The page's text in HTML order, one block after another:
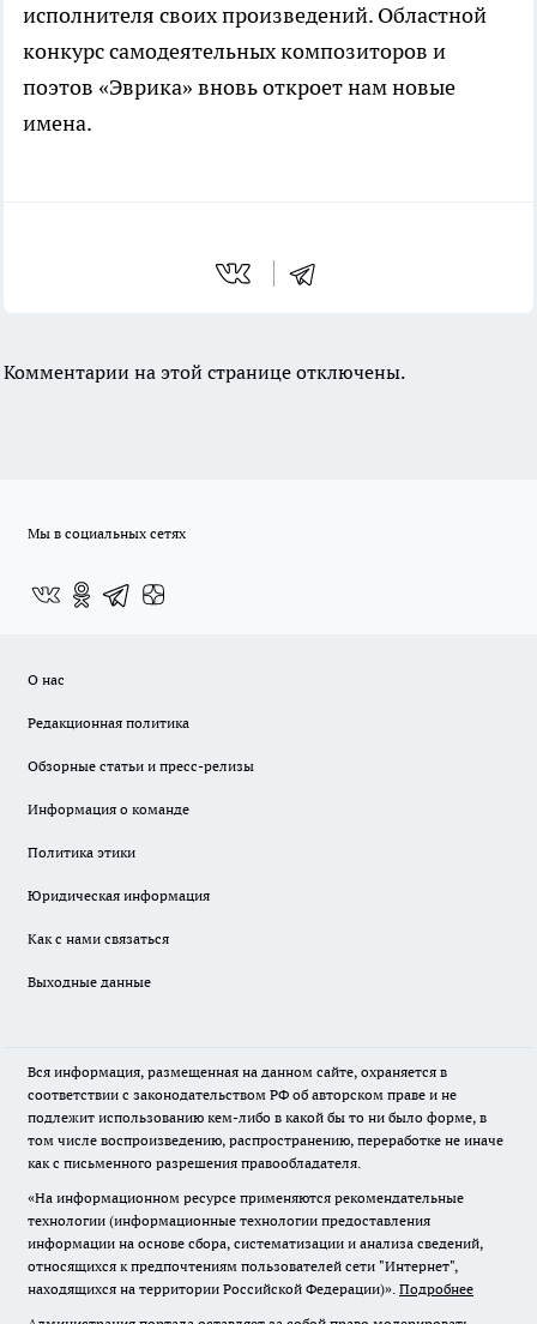
исполнителя своих произведений. Областной
конкурс самодеятельных композиторов и
поэтов «Эврика» вновь откроет нам новые
имена.
Комментарии на этой странице отключены.
Мы в социальных сетях
О нас
Редакционная политика
Обзорные статьи и пресс-релизы
Информация о команде
Политика этики
Юридическая информация
Как с нами связаться
Выходные данные
Вся информация, размещенная на данном сайте, охраняется в
соответствии с законодательством РФ об авторском праве и не
подлежит использованию кем-либо в какой бы то ни было форме, в
том числе воспроизведению, распространению, переработке не иначе
как с письменного разрешения правообладателя.
«На информационном ресурсе применяются рекомендательные
технологии (информационные технологии предоставления
информации на основе сбора, систематизации и анализа сведений,
относящихся к предпочтениям пользователей сети "Интернет",
находящихся на территории Российской Федерации)». Подробнее